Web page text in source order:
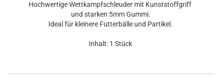
Hochwertige Wettkampfschleuder mit Kunststoffgriff
und starken 5mm Gummi.
Ideal für kleinere Futterbälle und Partikel.
Inhalt: 1 Stück